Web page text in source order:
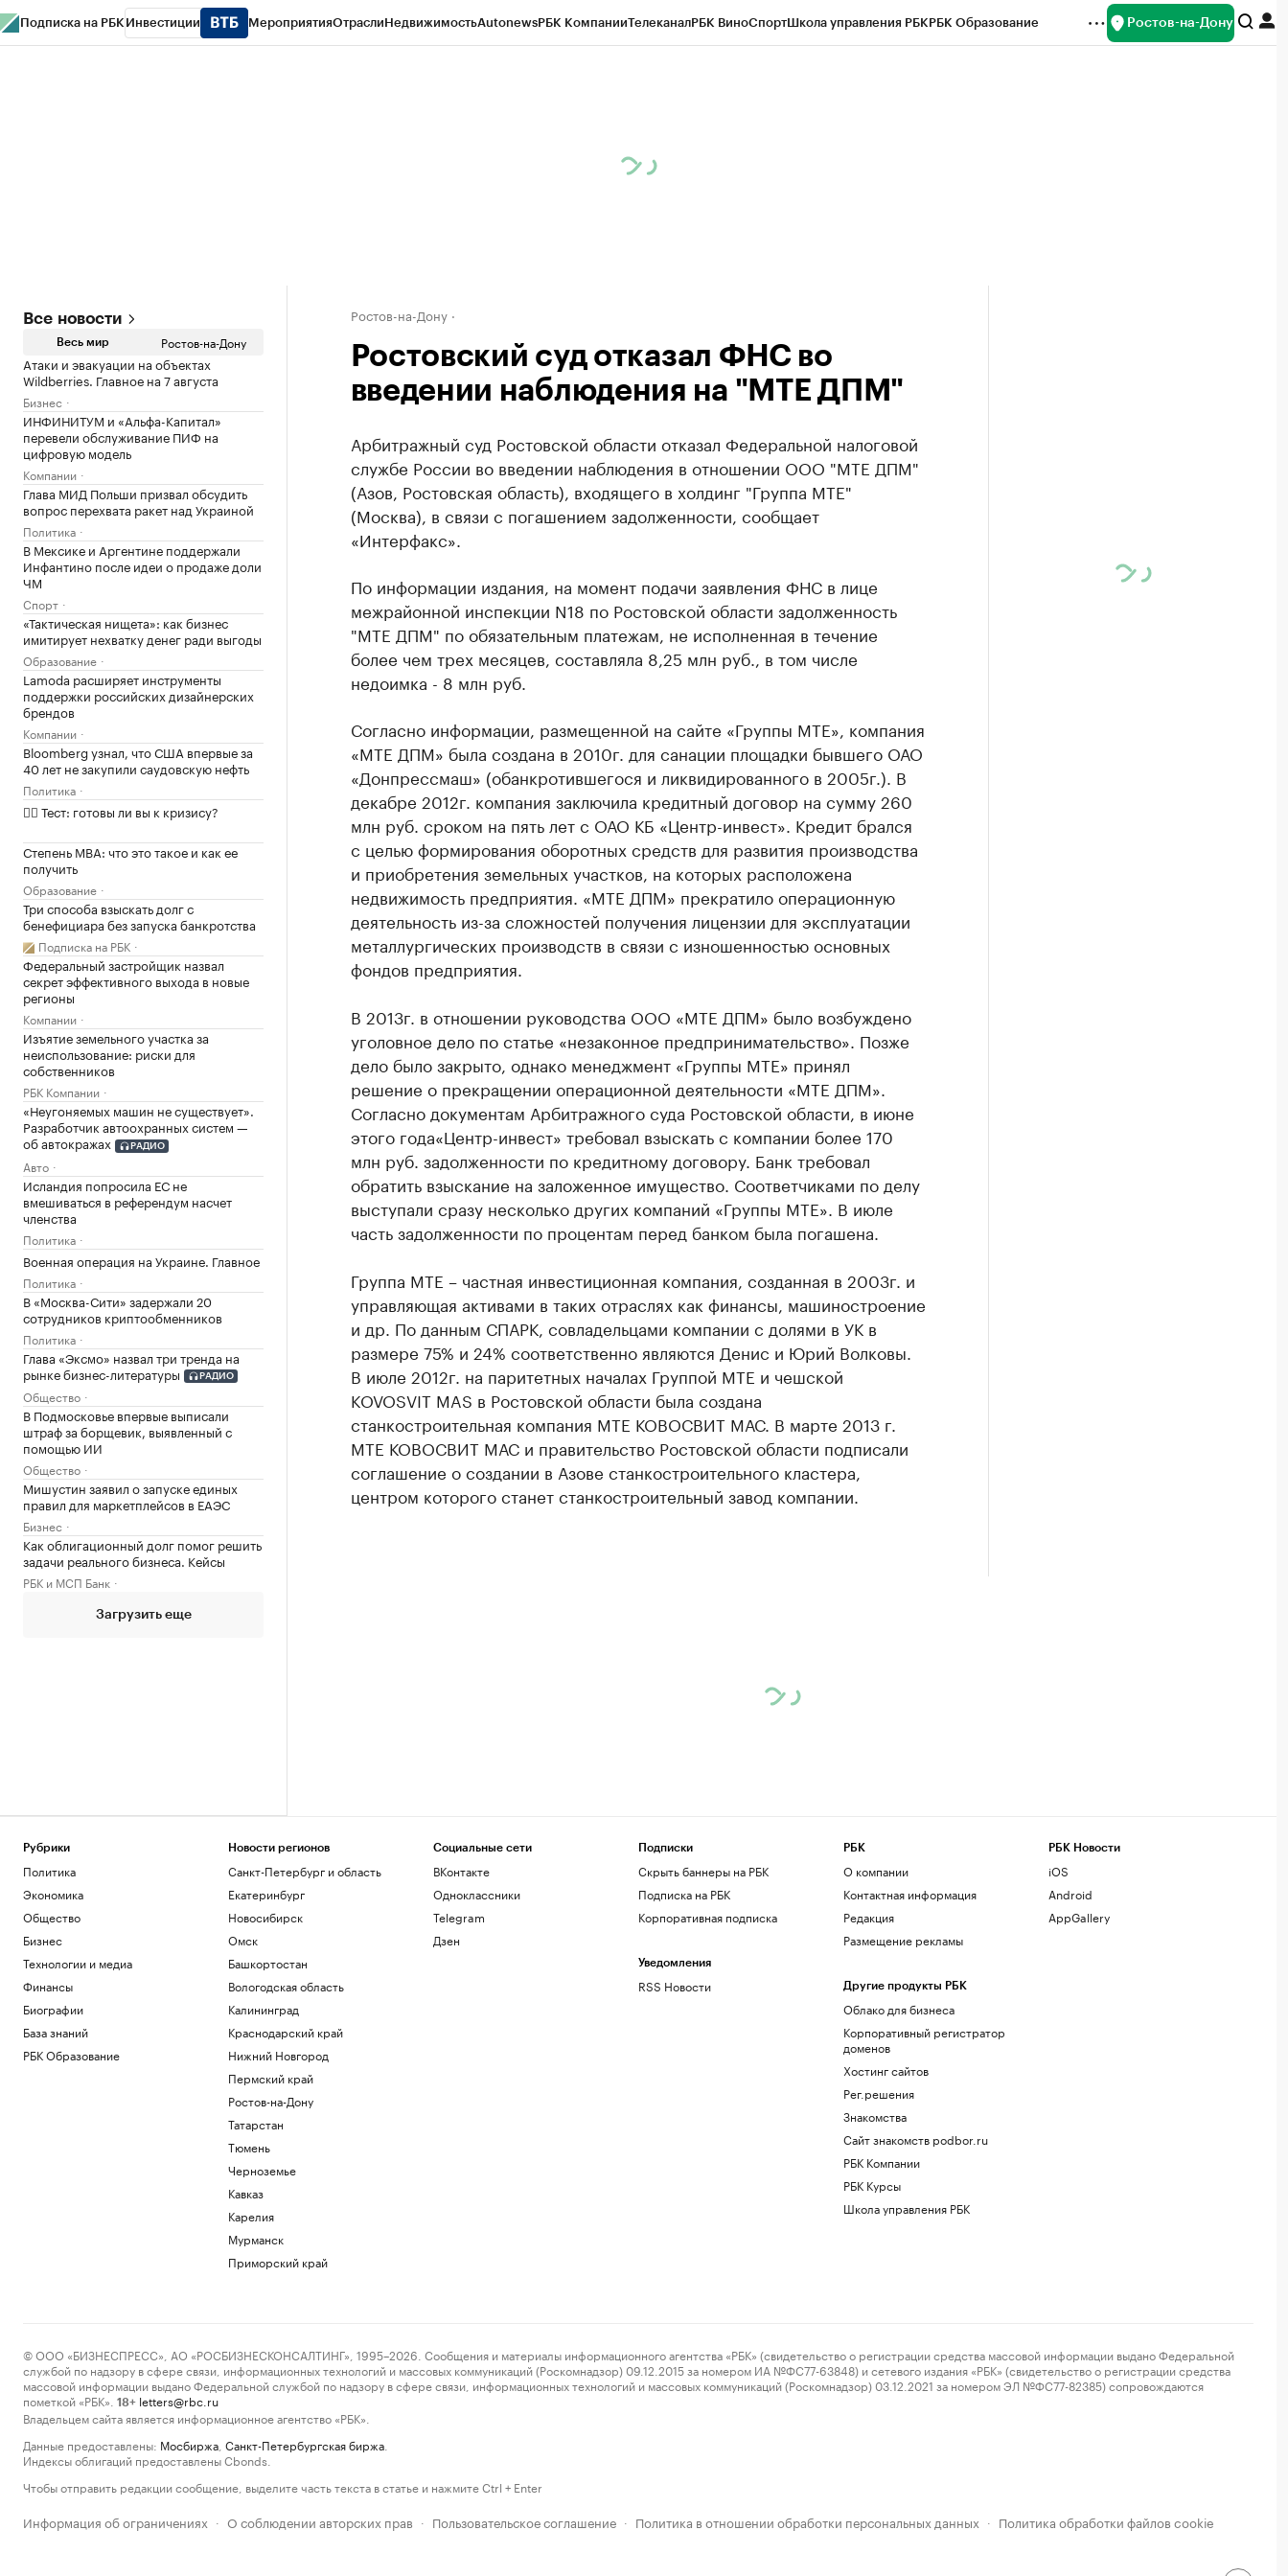
Подписка на РБК Инвестиции МероприятияОтраслиНедвижимостьAutonewsРБК КомпанииТелеканалРБК ВиноСпортШкола управления РБКРБК Образование Ростов-на-Дону
Все новости
Весь мир Ростов-на-Дону
Атаки и эвакуации на объектах
Wildberries. Главное на 7 августа
Бизнес
ИНФИНИТУМ и «Альфа-Капитал»
перевели обслуживание ПИФ на
цифровую модель
Компании
Глава МИД Польши призвал обсудить
вопрос перехвата ракет над Украиной
Политика
В Мексике и Аргентине поддержали
Инфантино после идеи о продаже доли
ЧМ
Спорт
«Тактическая нищета»: как бизнес
имитирует нехватку денег ради выгоды
Образование
Lamoda расширяет инструменты
поддержки российских дизайнерских
брендов
Компании
Bloomberg узнал, что США впервые за
40 лет не закупили саудовскую нефть
Политика
✍🏻 Тест: готовы ли вы к кризису?
Степень MBA: что это такое и как ее
получить
Образование
Три способа взыскать долг с
бенефициара без запуска банкротства
Подписка на РБК
Федеральный застройщик назвал
секрет эффективного выхода в новые
регионы
Компании
Изъятие земельного участка за
неиспользование: риски для
собственников
РБК Компании
«Неугоняемых машин не существует».
Разработчик автоохранных систем —
об автокражах
РАДИО
Авто
Исландия попросила ЕС не
вмешиваться в референдум насчет
членства
Политика
Военная операция на Украине. Главное
Политика
В «Москва-Сити» задержали 20
сотрудников криптообменников
Политика
Глава «Эксмо» назвал три тренда на
рынке бизнес-литературы
РАДИО
Общество
В Подмосковье впервые выписали
штраф за борщевик, выявленный с
помощью ИИ
Общество
Мишустин заявил о запуске единых
правил для маркетплейсов в ЕАЭС
Бизнес
Как облигационный долг помог решить
задачи реального бизнеса. Кейсы
РБК и МСП Банк
Загрузить еще
Ростов-на-Дону
Ростовский суд отказал ФНС во
введении наблюдения на "МТЕ ДПМ"
Арбитражный суд Ростовской области отказал Федеральной налоговой
службе России во введении наблюдения в отношении ООО "МТЕ ДПМ"
(Азов, Ростовская область), входящего в холдинг "Группа МТЕ"
(Москва), в связи с погашением задолженности, сообщает
«Интерфакс».
По информации издания, на момент подачи заявления ФНС в лице
межрайонной инспекции N18 по Ростовской области задолженность
"МТЕ ДПМ" по обязательным платежам, не исполненная в течение
более чем трех месяцев, составляла 8,25 млн руб., в том числе
недоимка - 8 млн руб.
Согласно информации, размещенной на сайте «Группы МТЕ», компания
«МТЕ ДПМ» была создана в 2010г. для санации площадки бывшего ОАО
«Донпрессмаш» (обанкротившегося и ликвидированного в 2005г.). В
декабре 2012г. компания заключила кредитный договор на сумму 260
млн руб. сроком на пять лет с ОАО КБ «Центр-инвест». Кредит брался
с целью формирования оборотных средств для развития производства
и приобретения земельных участков, на которых расположена
недвижимость предприятия. «МТЕ ДПМ» прекратило операционную
деятельность из-за сложностей получения лицензии для эксплуатации
металлургических производств в связи с изношенностью основных
фондов предприятия.
В 2013г. в отношении руководства ООО «МТЕ ДПМ» было возбуждено
уголовное дело по статье «незаконное предпринимательство». Позже
дело было закрыто, однако менеджмент «Группы МТЕ» принял
решение о прекращении операционной деятельности «МТЕ ДПМ».
Согласно документам Арбитражного суда Ростовской области, в июне
этого года«Центр-инвест» требовал взыскать с компании более 170
млн руб. задолженности по кредитному договору. Банк требовал
обратить взыскание на заложенное имущество. Соответчиками по делу
выступали сразу несколько других компаний «Группы МТЕ». В июле
часть задолженности по процентам перед банком была погашена.
Группа МТЕ – частная инвестиционная компания, созданная в 2003г. и
управляющая активами в таких отраслях как финансы, машиностроение
и др. По данным СПАРК, совладельцами компании с долями в УК в
размере 75% и 24% соответственно являются Денис и Юрий Волковы.
В июле 2012г. на паритетных началах Группой МТЕ и чешской
KOVOSVIT MAS в Ростовской области была создана
станкостроительная компания MTE КОВОСВИТ МАС. В марте 2013 г.
МТЕ КОВОСВИТ МАС и правительство Ростовской области подписали
соглашение о создании в Азове станкостроительного кластера,
центром которого станет станкостроительный завод компании.
Рубрики
Политика
Экономика
Общество
Бизнес
Технологии и медиа
Финансы
Биографии
База знаний
РБК Образование
Новости регионов
Санкт-Петербург и область
Екатеринбург
Новосибирск
Омск
Башкортостан
Вологодская область
Калининград
Краснодарский край
Нижний Новгород
Пермский край
Ростов-на-Дону
Татарстан
Тюмень
Черноземье
Кавказ
Карелия
Мурманск
Приморский край
Социальные сети
ВКонтакте
Одноклассники
Telegram
Дзен
Подписки
Скрыть баннеры на РБК
Подписка на РБК
Корпоративная подписка
Уведомления
RSS Новости
РБК
О компании
Контактная информация
Редакция
Размещение рекламы
Другие продукты РБК
Облако для бизнеса
Корпоративный регистратор
доменов
Хостинг сайтов
Рег.решения
Знакомства
Сайт знакомств podbor.ru
РБК Компании
РБК Курсы
Школа управления РБК
РБК Новости
iOS
Android
AppGallery
© ООО «БИЗНЕСПРЕСС», АО «РОСБИЗНЕСКОНСАЛТИНГ», 1995–2026. Сообщения и материалы информационного агентства «РБК» (свидетельство о регистрации средства массовой информации выдано Федеральной
службой по надзору в сфере связи, информационных технологий и массовых коммуникаций (Роскомнадзор) 09.12.2015 за номером ИА №ФС77-63848) и сетевого издания «РБК» (свидетельство о регистрации средства
массовой информации выдано Федеральной службой по надзору в сфере связи, информационных технологий и массовых коммуникаций (Роскомнадзор) 03.12.2021 за номером ЭЛ №ФС77-82385) сопровождаются
пометкой «РБК».
18+ letters@rbc.ru
Владельцем сайта является информационное агентство «РБК».
Данные предоставлены: Мосбиржа Санкт-Петербургская биржа
Индексы облигаций предоставлены Cbonds.
Чтобы отправить редакции сообщение, выделите часть текста в статье и нажмите Ctrl + Enter
Информация об ограничениях · О соблюдении авторских прав · Пользовательское соглашение · Политика в отношении обработки персональных данных · Политика обработки файлов cookie